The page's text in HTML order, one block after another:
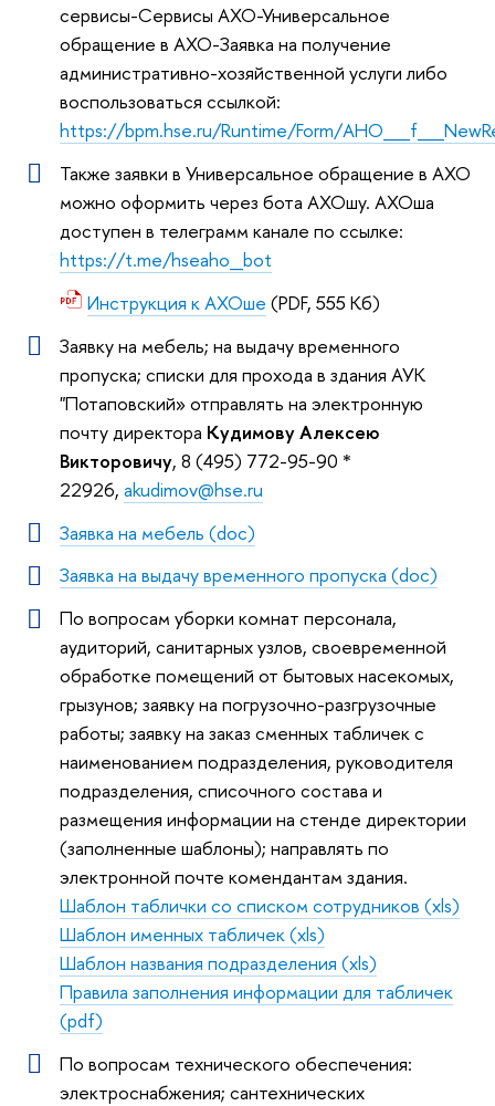
сервисы-Сервисы АХО-Универсальное
обращение в АХО-Заявка на получение
административно-хозяйственной услуги либо
воспользоваться ссылкой:
https://bpm.hse.ru/Runtime/Form/
Также заявки в Универсальное обращение в АХО
можно оформить через бота АХОшу. АХОша
доступен в телеграмм канале по ссылке:
https://t.me/hseaho_bot
Инструкция к АХОше (PDF, 555 Кб)
Заявку на мебель; на выдачу временного
пропуска; списки для прохода в здания АУК
"Потаповский» отправлять на электронную
почту директора Кудимову Алексею
Викторовичу, 8 (495) 772-95-90 *
22926, akudimov@hse.ru
Заявка на мебель (doc)
Заявка на выдачу временного пропуска (doc)
По вопросам уборки комнат персонала,
аудиторий, санитарных узлов, своевременной
обработке помещений от бытовых насекомых,
грызунов; заявку на погрузочно-разгрузочные
работы; заявку на заказ сменных табличек с
наименованием подразделения, руководителя
подразделения, списочного состава и
размещения информации на стенде директории
(заполненные шаблоны); направлять по
электронной почте комендантам здания.
Шаблон таблички со списком сотрудников (xls)
Шаблон именных табличек (xls)
Шаблон названия подразделения (xls)
Правила заполнения информации для табличек
(pdf)
По вопросам технического обеспечения:
электроснабжения; сантехнических